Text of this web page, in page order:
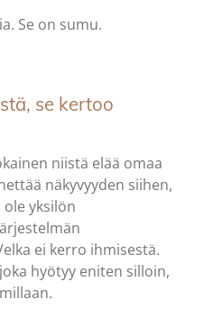
Se on sumu.
se kertoo
niistä elää omaa
näkyvyyden siihen,
ole yksilön
ei kerro ihmisestä.
hyötyy eniten silloin,